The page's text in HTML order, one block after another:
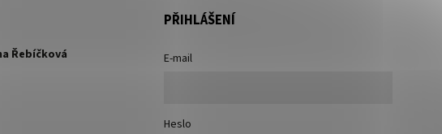
Řebíčková
PŘIHLÁŠENÍ
E-mail
Heslo